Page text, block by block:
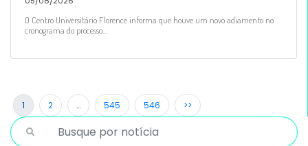
O Centro Universitário Florence informa que houve um novo adiamento no
cronograma do processo...
1 2 … 545 546 >>